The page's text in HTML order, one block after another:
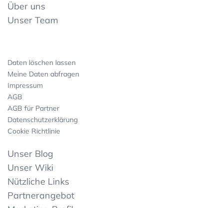
Über uns
Unser Team
Daten löschen lassen
Meine Daten abfragen
Impressum
AGB
AGB für Partner
Datenschutzerklärung
Cookie Richtlinie
Unser Blog
Unser Wiki
Nützliche Links
Partnerangebot